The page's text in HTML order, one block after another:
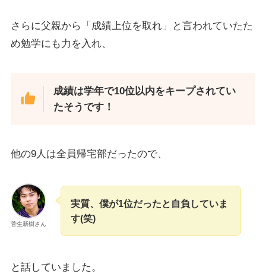
さらに父親から「成績上位を取れ」と言われていたた
め勉学にも力を入れ、
成績は学年で10位以内をキープされてい
たそうです！
他の9人は全員帰宅部だったので、
菅生新樹さん
実質、僕が1位だったと自負していま
す(笑)
と話していました。